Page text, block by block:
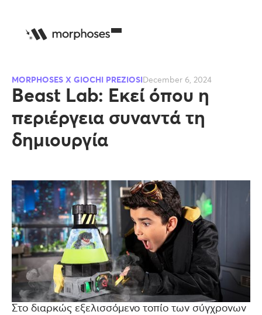
MORPHOSES X GIOCHI PREZIOSI December 6, 2024
Beast Lab: Εκεί όπου η
περιέργεια συναντά τη
δημιουργία
Στο διαρκώς εξελισσόμενο τοπίο των σύγχρονων